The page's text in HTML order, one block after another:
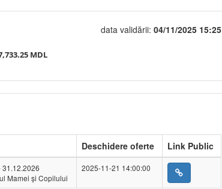
data validării: 04/11/2025 15:25
MDL
Deschidere oferte
Link Public
Mamei și Copilului
2025-11-21 14:00:00